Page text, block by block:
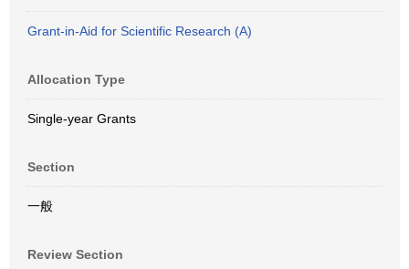
Grant-in-Aid for Scientific Research (A)
Allocation Type
Single-year Grants
Section
一般
Review Section